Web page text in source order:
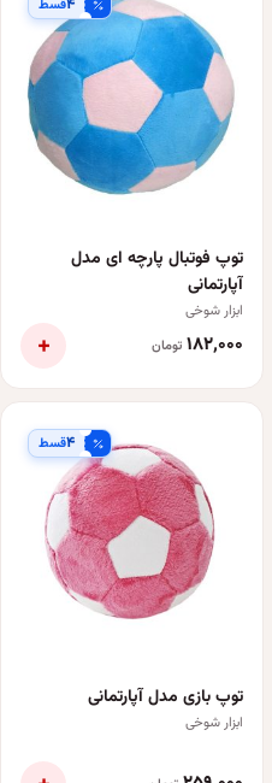
قسط
توپ فوتبال پارچه ای مدل
آپارتمانی
ابزار شوخی
۱۸۲٬۰۰۰ تومان +
۴قسط
توپ بازی مدل آپارتمانی
ابزار شوخی